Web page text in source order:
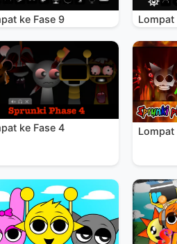
ke Fase 9 Lompat
ke Fase 4 Lompat